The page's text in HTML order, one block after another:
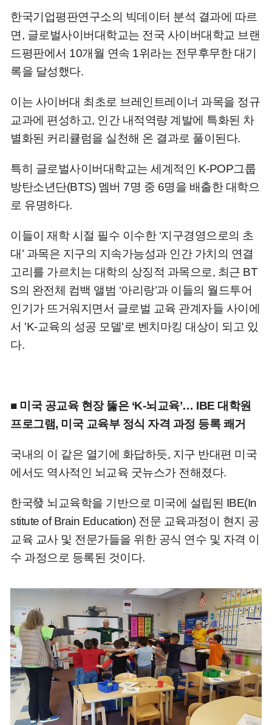
한국기업평판연구소의 빅데이터 분석 결과에 따르
면, 글로벌사이버대학교는 전국 사이버대학교 브랜
드평판에서 10개월 연속 1위라는 전무후무한 대기
록을 달성했다.
이는 사이버대 최초로 브레인트레이너 과목을 정규
교과에 편성하고, 인간 내적역량 계발에 특화된 차
별화된 커리큘럼을 실천해 온 결과로 풀이된다.
특히 글로벌사이버대학교는 세계적인 K-POP그룹
방탄소년단(BTS) 멤버 7명 중 6명을 배출한 대학으
로 유명하다.
이들이 재학 시절 필수 이수한 ‘지구경영으로의 초
대’ 과목은 지구의 지속가능성과 인간 가치의 연결
고리를 가르치는 대학의 상징적 과목으로, 최근 BT
S의 완전체 컴백 앨범 ‘아리랑’과 이들의 월드투어
인기가 뜨거워지면서 글로벌 교육 관계자들 사이에
서 'K-교육의 성공 모델'로 벤치마킹 대상이 되고 있
다.
■ 미국 공교육 현장 뚫은 ‘K-뇌교육’… IBE 대학원
프로그램, 미국 교육부 정식 자격 과정 등록 쾌거
국내의 이 같은 열기에 화답하듯, 지구 반대편 미국
에서도 역사적인 뇌교육 굿뉴스가 전해졌다.
한국發 뇌교육학을 기반으로 미국에 설립된 IBE(In
stitute of Brain Education) 전문 교육과정이 현지 공
교육 교사 및 전문가들을 위한 공식 연수 및 자격 이
수 과정으로 등록된 것이다.